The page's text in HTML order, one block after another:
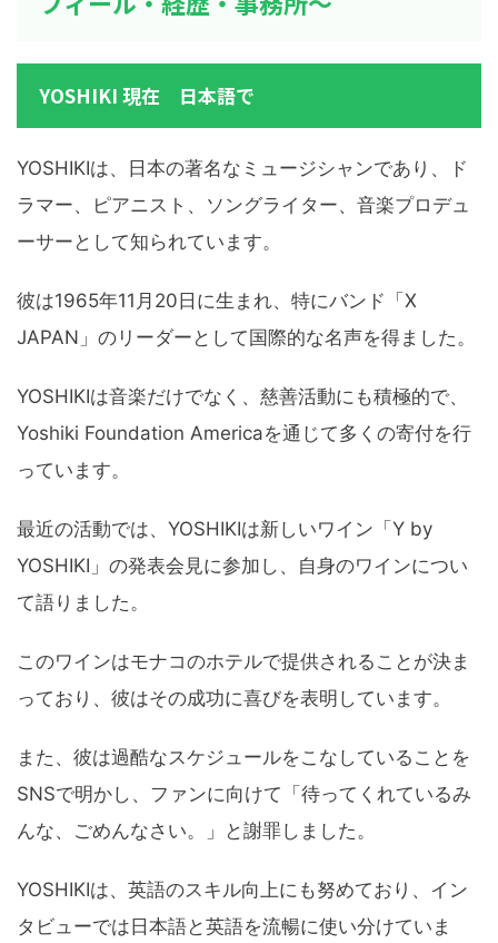
YOSHIKI 現在 日本語で
YOSHIKIは、日本の著名なミュージシャンであり、ド
ラマー、ピアニスト、ソングライター、音楽プロデュ
ーサーとして知られています。
彼は1965年11月20日に生まれ、特にバンド「X
JAPAN」のリーダーとして国際的な名声を得ました。
YOSHIKIは音楽だけでなく、慈善活動にも積極的で、
Yoshiki Foundation Americaを通じて多くの寄付を行
っています。
最近の活動では、YOSHIKIは新しいワイン「Y by
YOSHIKI」の発表会見に参加し、自身のワインについ
て語りました。
このワインはモナコのホテルで提供されることが決ま
っており、彼はその成功に喜びを表明しています。
また、彼は過酷なスケジュールをこなしていることを
SNSで明かし、ファンに向けて「待ってくれているみ
んな、ごめんなさい。」と謝罪しました。
YOSHIKIは、英語のスキル向上にも努めており、イン
タビューでは日本語と英語を流暢に使い分けていま